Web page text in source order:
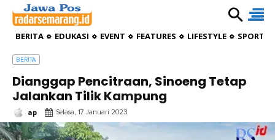
BERITA EDUKASI EVENT FEATURES LIFESTYLE
BERITA
Dianggap Pencitraan, Sinoeng Tetap
Jalankan Tilik Kampung
ap Selasa, 17 Januari 2023